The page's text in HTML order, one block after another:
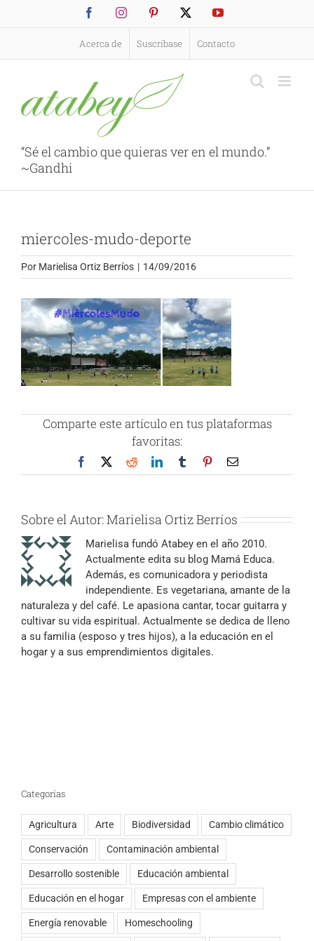
FacebookInstagramPinterest YouTube
Acerca de Suscríbase Contacto
“Sé el cambio que quieras ver en el mundo.”
~Gandhi
miercoles-mudo-deporte
Por Marielisa Ortiz Berríos | 14/09/2016
Comparte este artículo en tus plataformas
favoritas:
Facebook RedditLinkedInTumblr PinterestCorreo
electrónico
Sobre el Autor:Marielisa Ortiz Berríos
Marielisa fundó Atabey en el año 2010.
Actualmente edita su blog Mamá Educa.
Además, es comunicadora y periodista
independiente. Es vegetariana, amante de la
naturaleza y del café. Le apasiona cantar, tocar guitarra y
cultivar su vida espiritual. Actualmente se dedica de lleno
a su familia (esposo y tres hijos), a la educación en el
hogar y a sus emprendimientos digitales.
Categorías
Agricultura Arte Biodiversidad Cambio climático
Conservación Contaminación ambiental
Desarrollo sostenible Educación ambiental
Educación en el hogar Empresas con el ambiente
Energía renovable Homeschooling